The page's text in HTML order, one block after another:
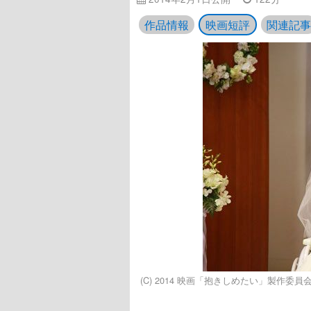
作品情報 映画短評 関連記事
(C) 2014 映画「抱きしめたい」製作委員